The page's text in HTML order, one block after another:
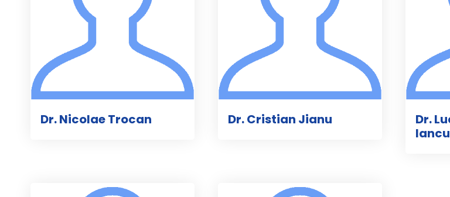
Dr. Nicolae Trocan Dr. Cristian Jianu
Dr.